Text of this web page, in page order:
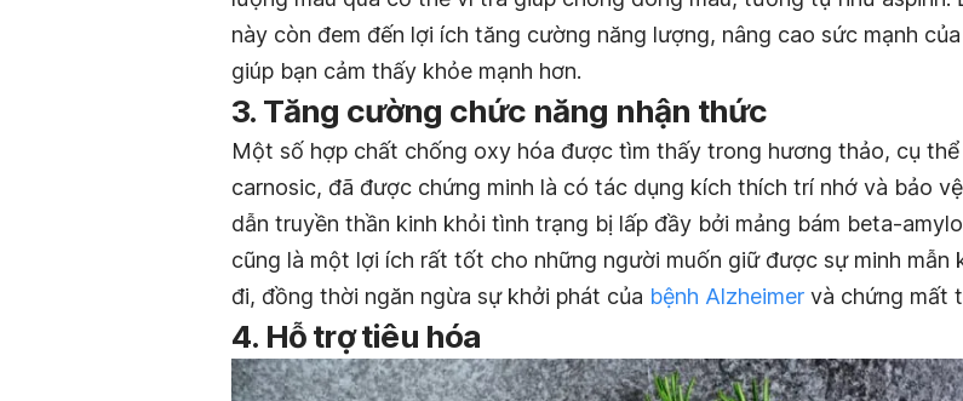
này còn đem đến lợi ích tăng cường năng lượng, nâng cao sức mạnh
giúp bạn cảm thấy khỏe mạnh hơn.
3. Tăng cường chức năng nhận thức
Một số hợp chất chống oxy hóa được tìm thấy trong hương thảo, cụ
carnosic, đã được chứng minh là có tác dụng kích thích trí nhớ và bảo
dẫn truyền thần kinh khỏi tình trạng bị lấp đầy bởi mảng bám beta-
cũng là một lợi ích rất tốt cho những người muốn giữ được sự minh mẫn
đi, đồng thời ngăn ngừa sự khởi phát của bệnh Alzheimer và chứng mất
4. Hỗ trợ tiêu hóa